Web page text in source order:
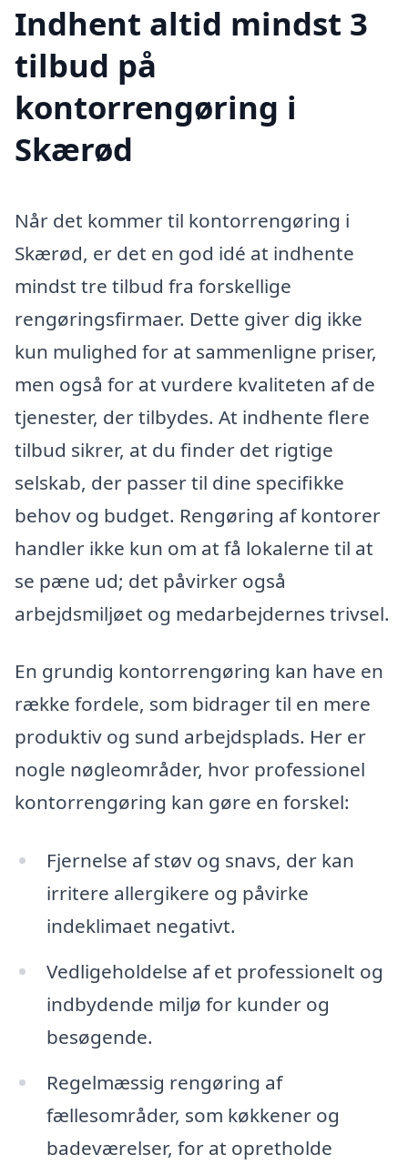
Indhent altid mindst 3
tilbud på
kontorrengøring i
Skærød
Når det kommer til kontorrengøring i
Skærød, er det en god idé at indhente
mindst tre tilbud fra forskellige
rengøringsfirmaer. Dette giver dig ikke
kun mulighed for at sammenligne priser,
men også for at vurdere kvaliteten af de
tjenester, der tilbydes. At indhente flere
tilbud sikrer, at du finder det rigtige
selskab, der passer til dine specifikke
behov og budget. Rengøring af kontorer
handler ikke kun om at få lokalerne til at
se pæne ud; det påvirker også
arbejdsmiljøet og medarbejdernes trivsel.
En grundig kontorrengøring kan have en
række fordele, som bidrager til en mere
produktiv og sund arbejdsplads. Her er
nogle nøgleområder, hvor professionel
kontorrengøring kan gøre en forskel:
Fjernelse af støv og snavs, der kan
irritere allergikere og påvirke
indeklimaet negativt.
Vedligeholdelse af et professionelt og
indbydende miljø for kunder og
besøgende.
Regelmæssig rengøring af
fællesområder, som køkkener og
badeværelser, for at opretholde